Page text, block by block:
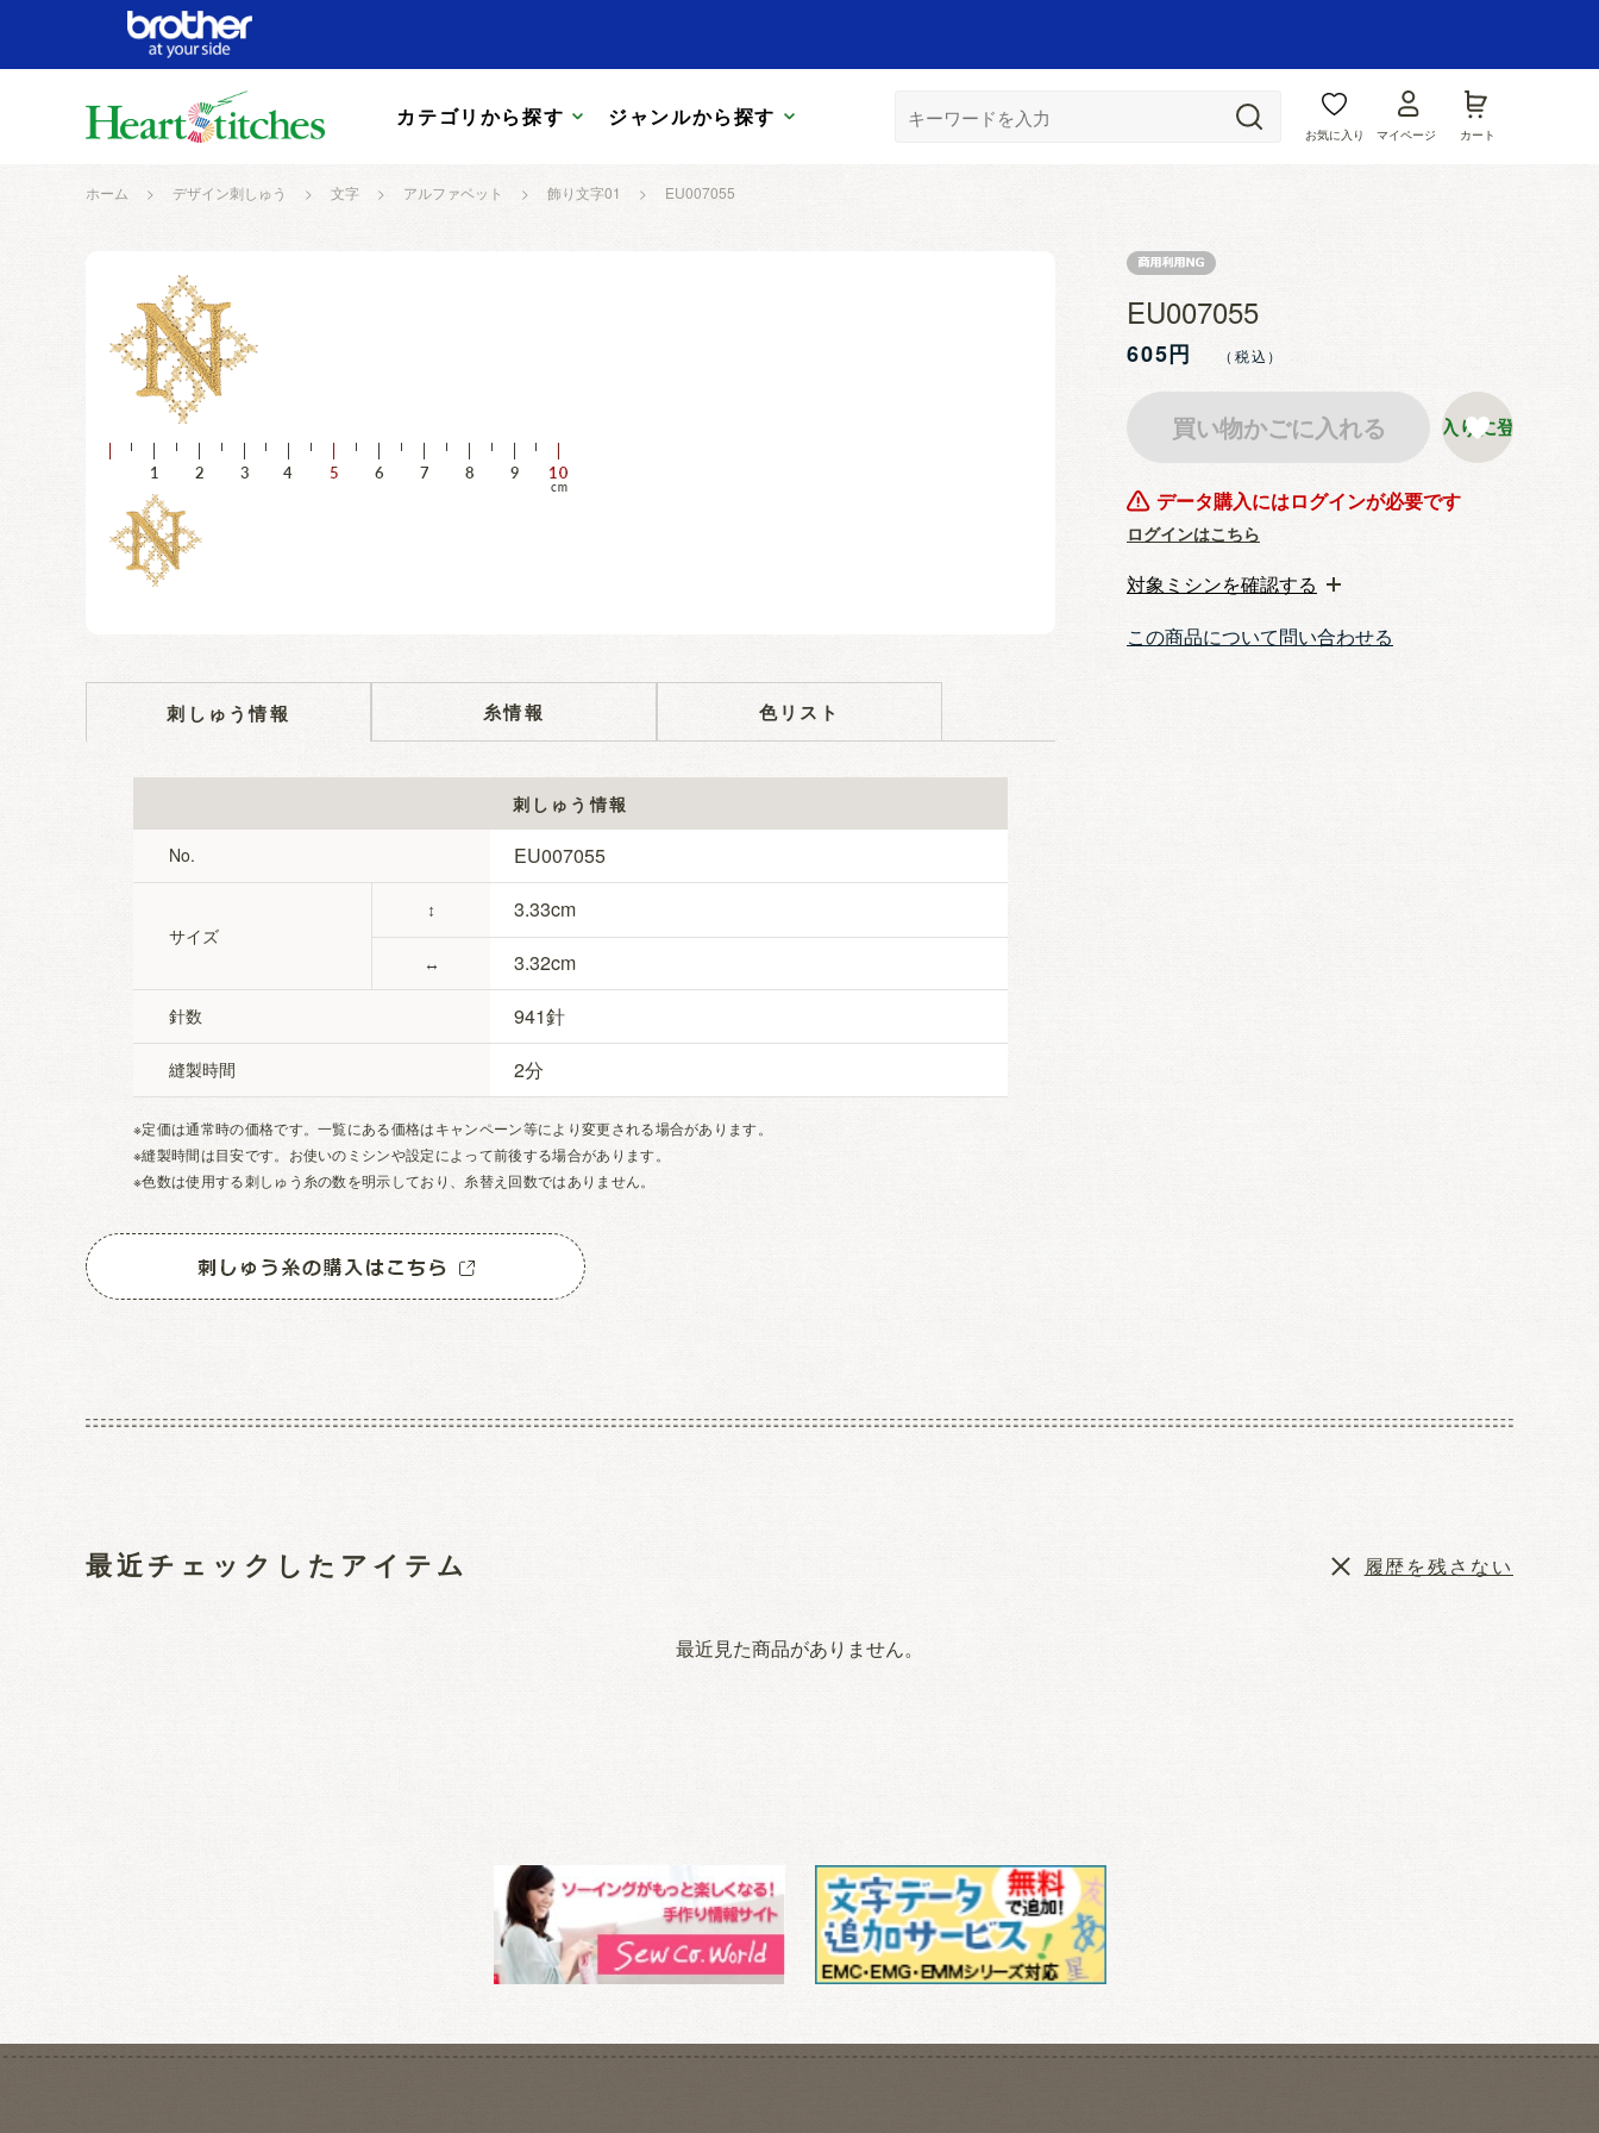
カテゴリから探す ジャンルから探す
お気に入り マイページ カート
ホーム > デザイン刺しゅう > 文字 > アルファベット > 飾り文字01 > EU007055
刺しゅう情報 糸情報 色リスト
刺しゅう情報
No. EU007055
サイズ
↕
↔
3.33
3.32
針数 941
縫製時間 2
※定価は通常時の価格です。一覧にある価格はキャンペーン等により変更される場合があります。
※縫製時間は目安です。お使いのミシンや設定によって前後する場合があります。
※色数は使用する刺しゅう糸の数を明示しており、糸替え回数ではありません。
EU007055
605円
データ購入にはログインが必要です
買い物かごに入れる
ログインはこちら
お気に入りに登録する
対象ミシンを確認する
この商品について問い合わせる
最近チェックしたアイテム
最近見た商品がありません。
履歴を残さない